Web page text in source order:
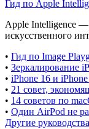
Гид по Apple
Apple Intelligence —
искусственного
• Гид по Image
• Зеркалирование
• iPhone 16 и
• 21 совет,
• 14 советов по
• Один AirPod не
Другие руководства